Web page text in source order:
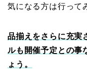
気になる方は行って
品揃えをさらに充実
ルも開催予定との事
ょう。